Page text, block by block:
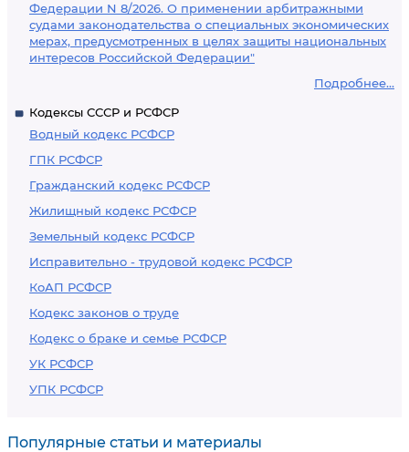
Федерации N 8/2026. О применении арбитражными
судами законодательства о специальных экономических
мерах, предусмотренных в целях защиты национальных
интересов Российской Федерации"
Подробнее...
Кодексы СССР и РСФСР
Водный кодекс РСФСР
ГПК РСФСР
Гражданский кодекс РСФСР
Жилищный кодекс РСФСР
Земельный кодекс РСФСР
Исправительно - трудовой кодекс РСФСР
КоАП РСФСР
Кодекс законов о труде
Кодекс о браке и семье РСФСР
УК РСФСР
УПК РСФСР
Популярные статьи и материалы